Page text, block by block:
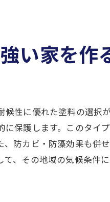
機能性を両立するデザイ
値を守るための塗装プラ
修で重要な奈良県の気象
傷を見逃さないためのチ
料の選び方と気候への適
い家を作
性に優れた塗料の選
保護します。このタ
防カビ・防藻効果も併
、その地域の気候条件